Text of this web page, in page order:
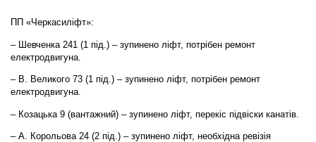
ПП «Черкасиліфт»:
– Шевченка 241 (1 під.) – зупинено ліфт, потрібен ремонт
електродвигуна.
– В. Великого 73 (1 під.) – зупинено ліфт, потрібен ремонт
електродвигуна.
– Козацька 9 (вантажний) – зупинено ліфт, перекіс підвіски канатів.
– А. Корольова 24 (2 під.) – зупинено ліфт, необхідна ревізія